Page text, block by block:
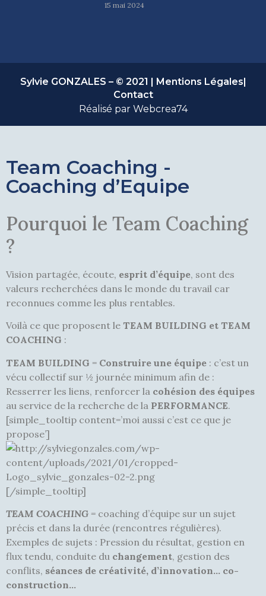
15 mai 2024
Sylvie GONZALES – © 2021 | Mentions Légales|
Contact
Réalisé par Webcrea74
Team Coaching -
Coaching d’Equipe
Pourquoi le Team Coaching
?
Vision partagée, écoute, esprit d’équipe, sont des
valeurs recherchées dans le monde du travail car
reconnues comme les plus rentables.
Voilà ce que proposent le TEAM BUILDING et TEAM
COACHING :
TEAM BUILDING = Construire une équipe : c’est un
vécu collectif sur ½ journée minimum afin de :
Resserrer les liens, renforcer la cohésion des équipes
au service de la recherche de la PERFORMANCE.
[simple_tooltip content=’moi aussi c’est ce que je
propose’]
[/simple_tooltip]
TEAM COACHING = coaching d’équipe sur un sujet
précis et dans la durée (rencontres régulières).
Exemples de sujets : Pression du résultat, gestion en
flux tendu, conduite du changement, gestion des
conflits, séances de créativité, d’innovation… co-
construction…